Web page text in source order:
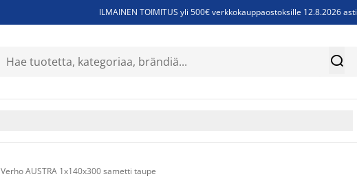
ILMAINEN TOIMITUS yli 500€ verkkokauppaostoksille 12.8.2026 asti
Sijauspatjoja - Säästä jopa 60% 
Verho AUSTRA 1x140x300 sametti taupe